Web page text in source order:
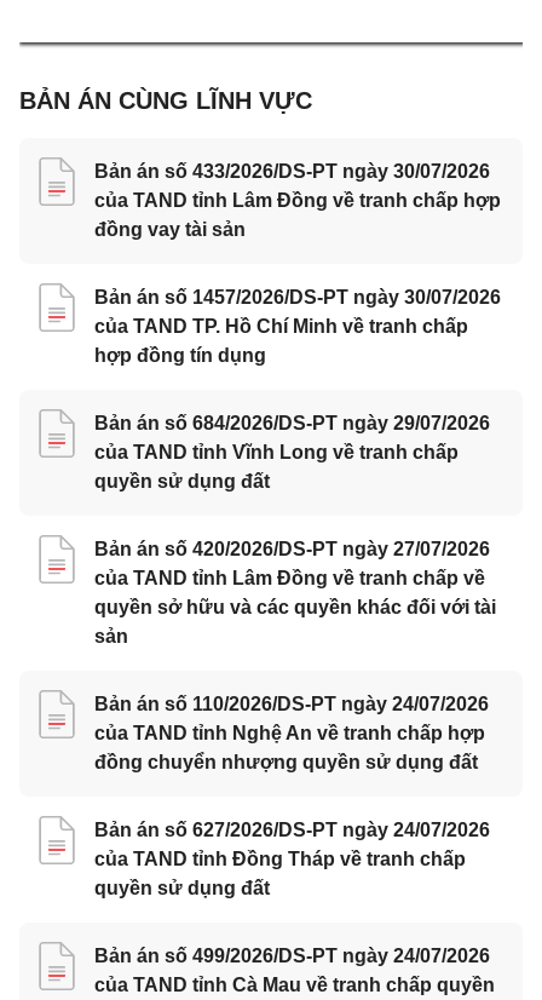
BẢN ÁN CÙNG LĨNH VỰC
Bản án số 433/2026/DS-PT ngày 30/07/2026
của TAND tỉnh Lâm Đồng về tranh chấp hợp
đồng vay tài sản
Bản án số 1457/2026/DS-PT ngày 30/07/2026
của TAND TP. Hồ Chí Minh về tranh chấp
hợp đồng tín dụng
Bản án số 684/2026/DS-PT ngày 29/07/2026
của TAND tỉnh Vĩnh Long về tranh chấp
quyền sử dụng đất
Bản án số 420/2026/DS-PT ngày 27/07/2026
của TAND tỉnh Lâm Đồng về tranh chấp về
quyền sở hữu và các quyền khác đối với tài
sản
Bản án số 110/2026/DS-PT ngày 24/07/2026
của TAND tỉnh Nghệ An về tranh chấp hợp
đồng chuyển nhượng quyền sử dụng đất
Bản án số 627/2026/DS-PT ngày 24/07/2026
của TAND tỉnh Đồng Tháp về tranh chấp
quyền sử dụng đất
Bản án số 499/2026/DS-PT ngày 24/07/2026
của TAND tỉnh Cà Mau về tranh chấp quyền